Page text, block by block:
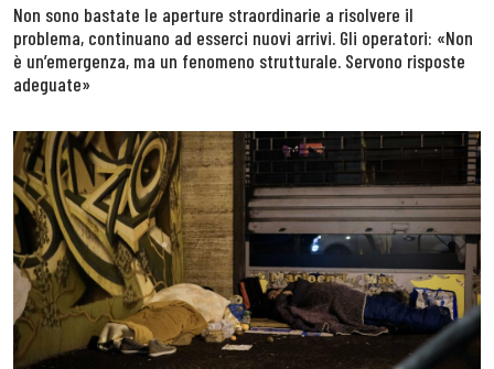
Non sono bastate le aperture straordinarie a risolvere il
problema, continuano ad esserci nuovi arrivi. Gli operatori: «Non
è un’emergenza, ma un fenomeno strutturale. Servono risposte
adeguate»